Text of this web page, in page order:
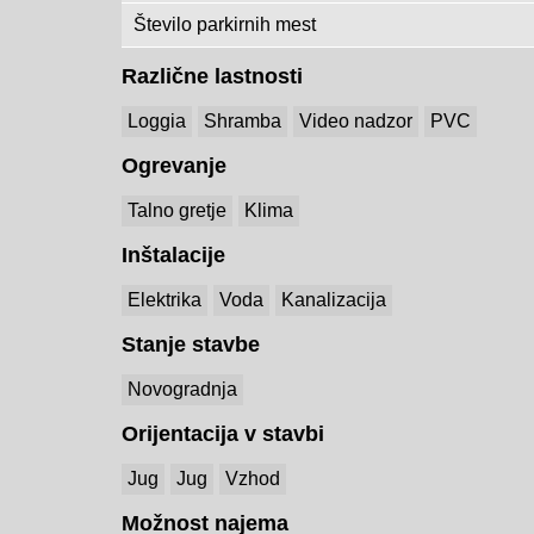
Število parkirnih mest
Različne lastnosti
Loggia Shramba Video nadzor PVC
Ogrevanje
Talno gretje Klima
Inštalacije
Elektrika Voda Kanalizacija
Stanje stavbe
Novogradnja
Orijentacija v stavbi
Jug Jug Vzhod
Možnost najema